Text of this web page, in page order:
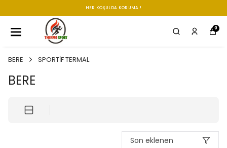
HER KOŞULDA KORUMA !
0
BERE SPORTİF TERMAL
BERE
Son eklenen